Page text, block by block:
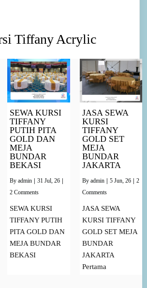
Tiffany Acrylic
SEWA KURSI
TIFFANY
PUTIH PITA
GOLD DAN
MEJA
BUNDAR
BEKASI
Byadmin 31 Jul, 26
2 Comments
SEWA KURSI
TIFFANY PUTIH
PITA GOLD DAN
MEJA BUNDAR
BEKASI
JASA SEWA
KURSI
TIFFANY
GOLD SET
MEJA
BUNDAR
JAKARTA
By admin 5 Jun, 26
2
Comments
JASA SEWA
KURSI TIFFANY
GOLD SET MEJA
BUNDAR
JAKARTA
Pertama